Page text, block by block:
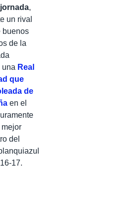
,
un rival
buenos
de la
una Real
que
de
en el
del
17.